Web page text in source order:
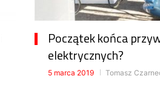
Początek końca
elektrycznych?
5 marca 2019 Tomasz